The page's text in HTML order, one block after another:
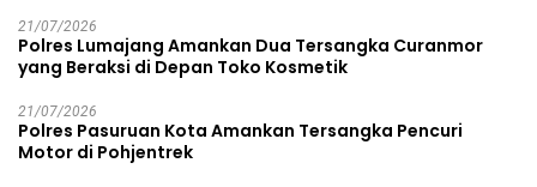
21/07/2026
Polres Lumajang Amankan Dua Tersangka Curanmor
yang Beraksi di Depan Toko Kosmetik
21/07/2026
Polres Pasuruan Kota Amankan Tersangka Pencuri
Motor di Pohjentrek